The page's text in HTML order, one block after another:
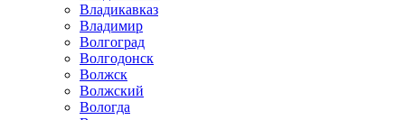
Владикавказ
Владимир
Волгоград
Волгодонск
Волжск
Волжский
Вологда